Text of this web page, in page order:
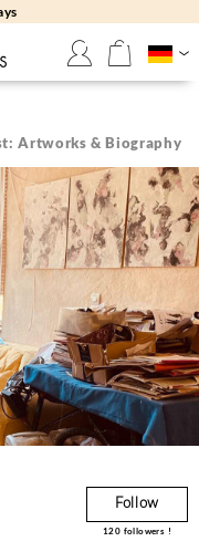
Artworks & Biography
Follow
120 followers !